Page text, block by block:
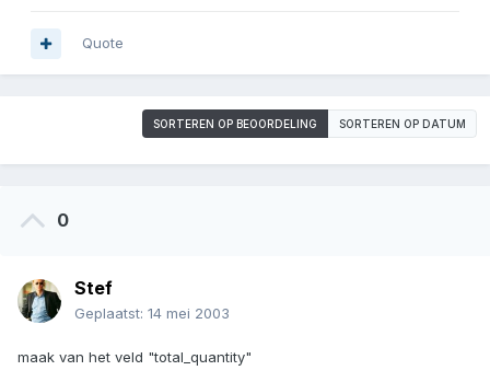
Quote
SORTEREN OP BEOORDELING SORTEREN OP DATUM
0
Stef
Geplaatst: 14 mei 2003
maak van het veld "total_quantity"